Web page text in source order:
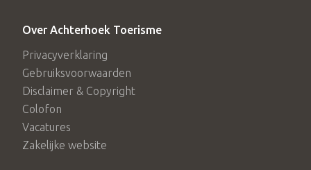
Over Achterhoek Toerisme
Privacyverklaring
Gebruiksvoorwaarden
Disclaimer & Copyright
Colofon
Vacatures
Zakelijke website